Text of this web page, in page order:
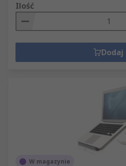
Ilość
Dodaj
W magazynie